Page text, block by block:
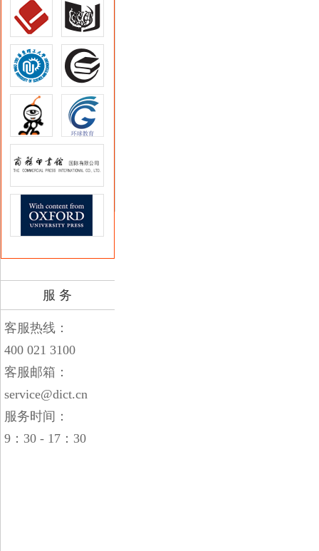
服 务
客服热线：
400 021 3100
客服邮箱：
service@dict.cn
服务时间：
9：30 - 17：30